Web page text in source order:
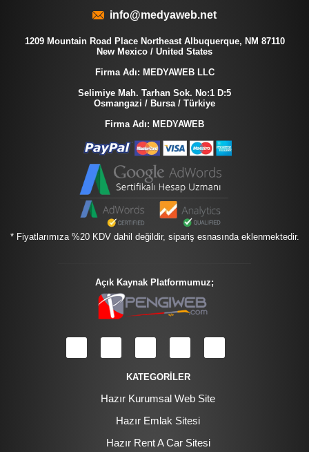
info@medyaweb.net
1209 Mountain Road Place Northeast Albuquerque, NM 87110
New Mexico / United States
Firma Adı: MEDYAWEB LLC
Selimiye Mah. Tarhan Sok. No:1 D:5
Osmangazi / Bursa / Türkiye
Firma Adı: MEDYAWEB
* Fiyatlarımıza %20 KDV dahil değildir, sipariş esnasında eklenmektedir.
Açık Kaynak Platformumuz;
KATEGORİLER
Hazır Kurumsal Web Site
Hazır Emlak Sitesi
Hazır Rent A Car Sitesi